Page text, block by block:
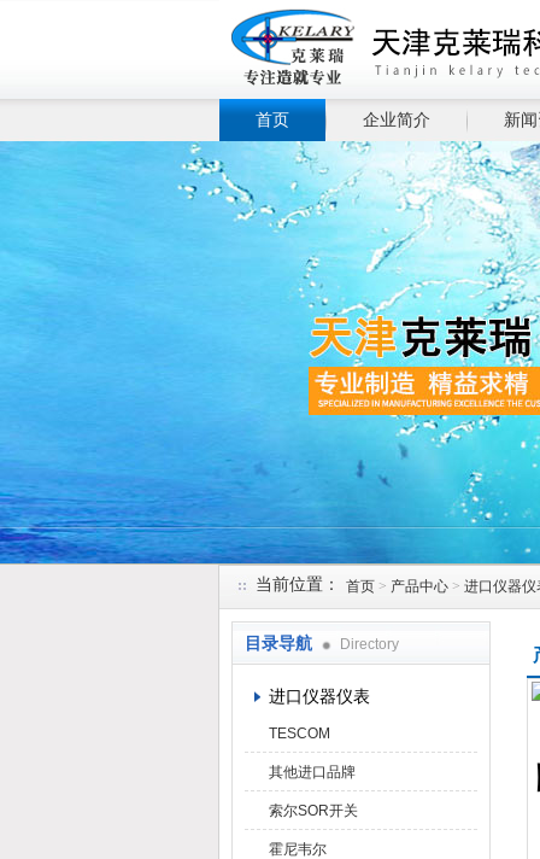
首页 企业简介 新
当前位置： 首页 > 产品中心 > 进口仪器仪
目录导航 Directory
进口仪器仪表
TESCOM
其他进口品牌
索尔SOR开关
霍尼韦尔